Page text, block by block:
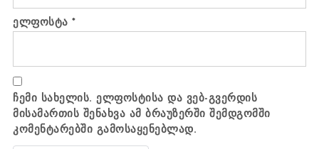
ელფოსტა*
ჩემი სახელის. ელფოსტისა და ვებ-გვერდის
მისამართის შენახვა ამ ბრაუზერში შემდგომში
კომენტარებში გამოსაყენებლად.